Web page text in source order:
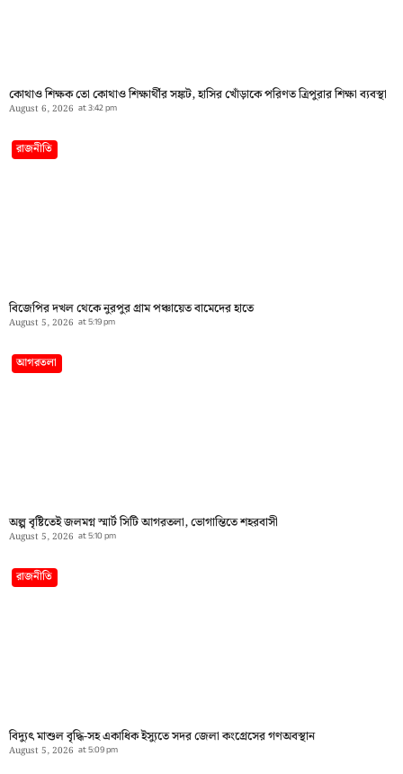
কোথাও শিক্ষক তো কোথাও শিক্ষার্থীর সঙ্কট, হাসির খোঁড়াকে পরিণত ত্রিপুরার শিক্ষা ব্যবস্থা
August 6, 2026 at3:42 pm
রাজনীতি
বিজেপির দখল থেকে নুরপুর গ্রাম পঞ্চায়েত বামেদের হাতে
August 5, 2026 at5:19 pm
আগরতলা
অল্প বৃষ্টিতেই জলমগ্ন স্মার্ট সিটি আগরতলা, ভোগান্তিতে শহরবাসী
August 5, 2026 at5:10 pm
রাজনীতি
বিদ্যুৎ মাশুল বৃদ্ধি-সহ একাধিক ইস্যুতে সদর জেলা কংগ্রেসের গণঅবস্থান
August 5, 2026 at5:09 pm